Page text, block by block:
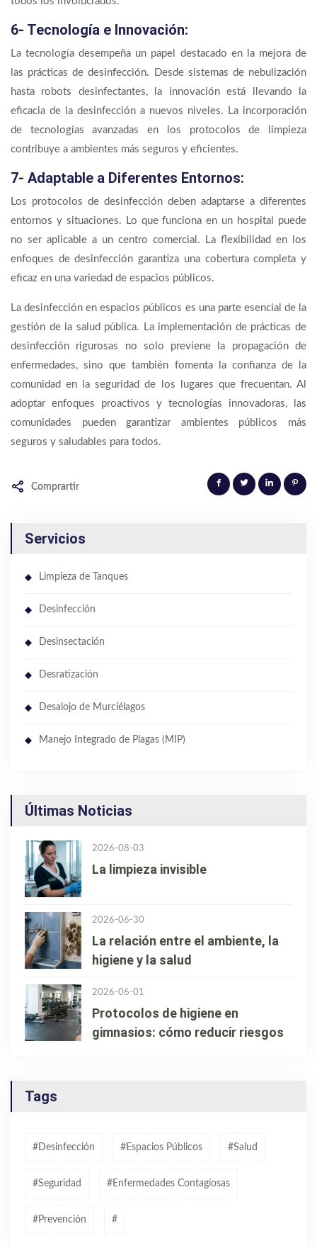
6- Tecnología e Innovación:
La tecnología desempeña un papel destacado en la mejora de
las prácticas de desinfección. Desde sistemas de nebulización
hasta robots desinfectantes, la innovación está llevando la
eficacia de la desinfección a nuevos niveles. La incorporación
de tecnologías avanzadas en los protocolos de limpieza
contribuye a ambientes más seguros y eficientes.
7- Adaptable a Diferentes Entornos:
Los protocolos de desinfección deben adaptarse a diferentes
entornos y situaciones. Lo que funciona en un hospital puede
no ser aplicable a un centro comercial. La flexibilidad en los
enfoques de desinfección garantiza una cobertura completa y
eficaz en una variedad de espacios públicos.
La desinfección en espacios públicos es una parte esencial de la
gestión de la salud pública. La implementación de prácticas de
desinfección rigurosas no solo previene la propagación de
enfermedades, sino que también fomenta la confianza de la
comunidad en la seguridad de los lugares que frecuentan. Al
adoptar enfoques proactivos y tecnologías innovadoras, las
comunidades pueden garantizar ambientes públicos más
seguros y saludables para todos.
Comprartir
Servicios
Limpieza de Tanques
Desinfección
Desinsectación
Desratización
Desalojo de Murciélagos
Manejo Integrado de Plagas (MIP)
Últimas Noticias
2026-08-03
La limpieza invisible
2026-06-30
La relación entre el ambiente, la
higiene y la salud
2026-06-01
Protocolos de higiene en
gimnasios: cómo reducir riesgos
Tags
#desinfección #espacios Públicos #salud
#seguridad #enfermedades Contagiosas
#prevención #